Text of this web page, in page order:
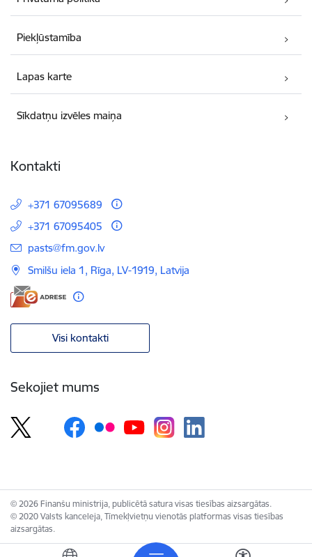
Piekļūstamība
Lapas karte
Sīkdatņu izvēles maiņa
Kontakti
+371 67095689
+371 67095405
E-pasts:
pasts@fm.gov.lv
Smilšu iela 1, Rīga, LV-1919, Latvija
Visi kontakti
Sekojiet mums
© 2026 Finanšu ministrija, publicētā satura visas tiesības aizsargātas.
© 2020 Valsts kanceleja, Tīmekļvietņu vienotās platformas visas tiesības
aizsargātas.